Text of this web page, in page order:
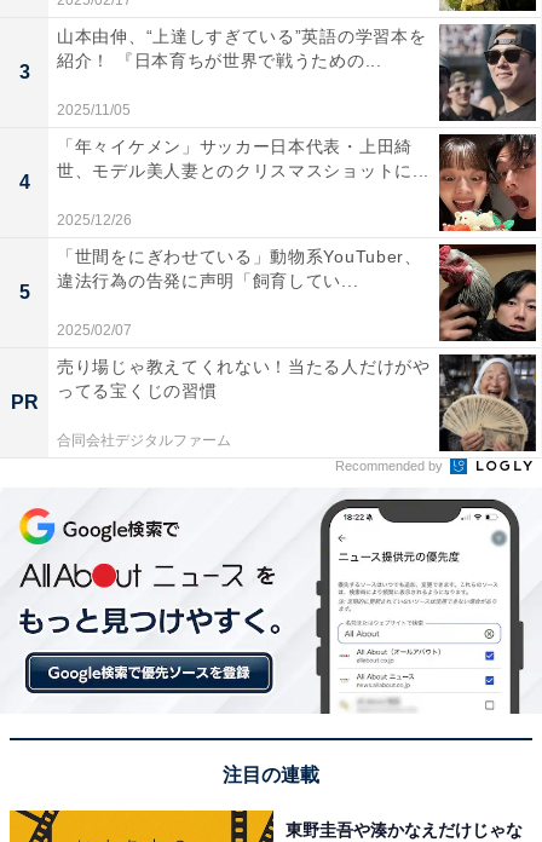
3
山本由伸、“上達しすぎている”英語の学習本を
紹介！ 『日本育ちが世界で戦うための...
2025/11/05
4
「年々イケメン」サッカー日本代表・上田綺
世、モデル美人妻とのクリスマスショットに...
2025/12/26
5
「世間をにぎわせている」動物系YouTuber、
違法行為の告発に声明「飼育してい...
2025/02/07
PR
売り場じゃ教えてくれない！当たる人だけがや
ってる宝くじの習慣
合同会社デジタルファーム
Recommended by
注目の連載
東野圭吾や湊かなえだけじゃな